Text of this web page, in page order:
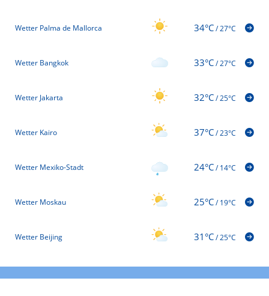
Wetter Palma de Mallorca 34°C/27°C
Wetter Bangkok 33°C/27°C
Wetter Jakarta 32°C/25°C
Wetter Kairo 37°C/23°C
Wetter Mexiko-Stadt 24°C/14°C
Wetter Moskau 25°C/19°C
Wetter Beijing 31°C/25°C